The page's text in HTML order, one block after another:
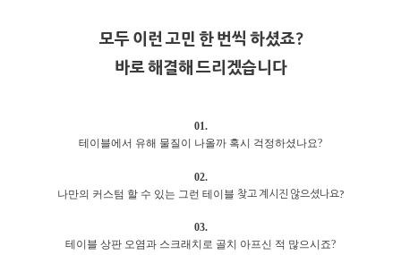
모두 이런 고민 한 번씩 하셨죠?
바로 해결해 드리겠습니다
01.
테이블에서 유해 물질이 나올까 혹시 걱정하셨나요?
02.
나만의 커스텀 할 수 있는 그런 테이블 찾고 계시진 않으셨나요?
03.
테이블 상판 오염과 스크래치로 골치 아프신 적 많으시죠?